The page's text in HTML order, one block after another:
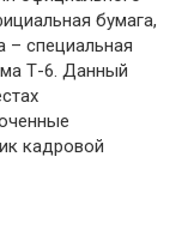
бумага,
– специальная
Т-6. Данный
кадровой